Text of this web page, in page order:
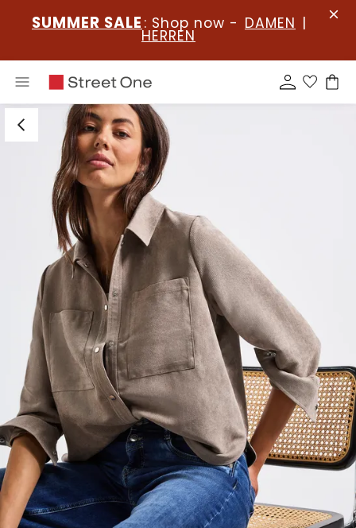
SUMMER SALE : Shop now - DAMEN |
HERREN